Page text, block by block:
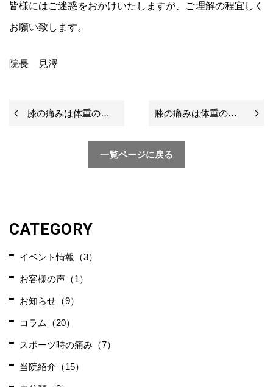
皆様にはご迷惑をおかけいたしますが、ご理解の程宜しく
お願い致します。
院長 見澤
膝の痛みは体重のせい？①「痩せれば治る」だけじゃない、本当のメカニズムと改善策
一覧ページに戻る
膝の痛みは体重のせい？② O脚・内側の膝痛は「体重」より○○が問題だった
CATEGORY
イベント情報（3）
お客様の声（1）
お知らせ（9）
コラム（20）
スポーツ時の痛み（7）
当院紹介（15）